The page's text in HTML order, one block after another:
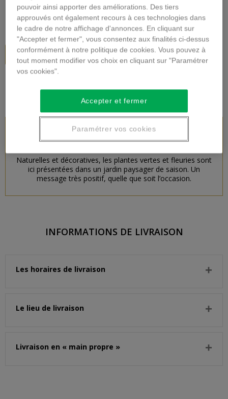
40,00 €TTC
Ajouter au panier
DESCRIPTION DU PRODUIT
Naturelles et décoratives, les plantes vertes et fleuries sont
ici présentées dans un jardin paysager de saison. Un
message très positif, quelle que soit l’occasion.
INFORMATIONS DE LIVRAISON
Les horaires de livraison
Le lieu de livraison
Livraison en « main propre »
pouvoir ainsi apporter des améliorations. Des tiers
approuvés ont également recours à ces technologies dans
le cadre de notre affichage d'annonces. En cliquant sur
"Accepter et fermer", vous consentez aux finalités ci-dessus
conformément à notre politique de cookies. Vous pouvez à
tout moment modifier vos choix en cliquant sur "Paramétrer
vos cookies".
Accepter et fermer
Paramétrer vos cookies